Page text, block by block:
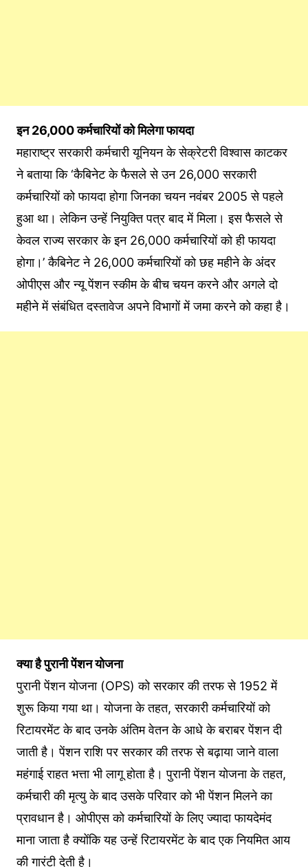
इन 26,000 कर्मचार‍ियों को म‍िलेगा फायदा
महाराष्ट्र सरकारी कर्मचारी यून‍ियन के सेक्रेटरी व‍िश्‍वास काटकर
ने बताया क‍ि ‘कैबिनेट के फैसले से उन 26,000 सरकारी
कर्मचारियों को फायदा होगा जिनका चयन नवंबर 2005 से पहले
हुआ था। लेकिन उन्हें नियुक्ति पत्र बाद में मिला। इस फैसले से
केवल राज्य सरकार के इन 26,000 कर्मचारियों को ही फायदा
होगा।’ कैबिनेट ने 26,000 कर्मचारियों को छह महीने के अंदर
ओपीएस और न्‍यू पेंशन स्‍कीम के बीच चयन करने और अगले दो
महीने में संबंधित दस्तावेज अपने विभागों में जमा करने को कहा है।
क्‍या है पुरानी पेंशन योजना
पुरानी पेंशन योजना (OPS) को सरकार की तरफ से 1952 में
शुरू क‍िया गया था। योजना के तहत, सरकारी कर्मचारियों को
र‍िटायरमेंट के बाद उनके अंतिम वेतन के आधे के बराबर पेंशन दी
जाती है। पेंशन राशि पर सरकार की तरफ से बढ़ाया जाने वाला
महंगाई राहत भत्ता भी लागू होता है। पुरानी पेंशन योजना के तहत,
कर्मचारी की मृत्यु के बाद उसके पर‍िवार को भी पेंशन म‍िलने का
प्रावधान है। ओपीएस को कर्मचारियों के लिए ज्‍यादा फायदेमंद
माना जाता है क्‍योंक‍ि यह उन्हें र‍िटायरमेंट के बाद एक नियमित आय
की गारंटी देती है।